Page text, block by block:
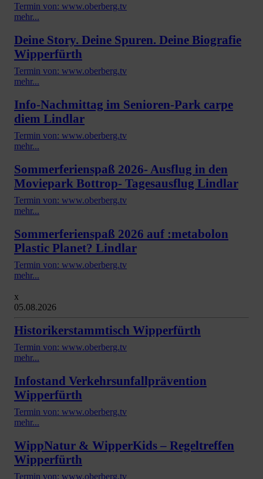
Termin von: www.oberberg.tv
mehr...
Deine Story. Deine Spuren. Deine Biografie
Wipperfürth
Termin von: www.oberberg.tv
mehr...
Info-Nachmittag im Senioren-Park carpe
diem Lindlar
Termin von: www.oberberg.tv
mehr...
Sommerferienspaß 2026- Ausflug in den
Moviepark Bottrop- Tagesausflug Lindlar
Termin von: www.oberberg.tv
mehr...
Sommerferienspaß 2026 auf :metabolon
Plastic Planet? Lindlar
Termin von: www.oberberg.tv
mehr...
x
05.08.2026
Historikerstammtisch Wipperfürth
Termin von: www.oberberg.tv
mehr...
Infostand Verkehrsunfallprävention
Wipperfürth
Termin von: www.oberberg.tv
mehr...
WippNatur & WipperKids – Regeltreffen
Wipperfürth
Termin von: www.oberberg.tv